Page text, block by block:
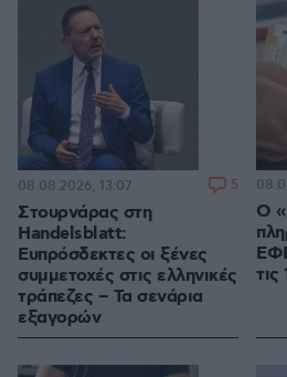
Στουρνάρας στη
Handelsblatt:
Ευπρόσδεκτες οι ξένες
συμμετοχές στις ελληνικές
τράπεζες – Τα σενάρια
εξαγορών
08.08.2026, 13:07 5
Ο